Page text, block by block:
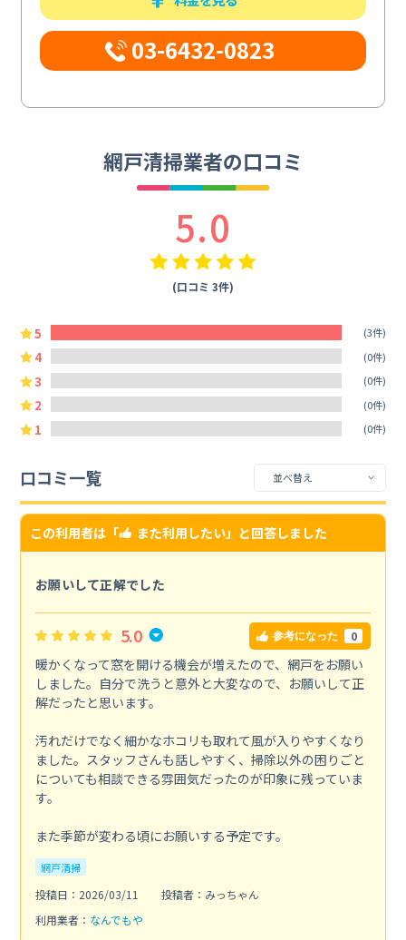
03-6432-0823
網戸清掃業者の口コミ
5.0
(口コミ 3件)
5 (3件)
4 (0件)
3 (0件)
2 (0件)
1 (0件)
口コミ一覧
この利用者は「 また利用したい」と回答しました
お願いして正解でした
5.0 参考になった 0
暖かくなって窓を開ける機会が増えたので、網戸をお願い
しました。自分で洗うと意外と大変なので、お願いして正
解だったと思います。
汚れだけでなく細かなホコリも取れて風が入りやすくなり
ました。スタッフさんも話しやすく、掃除以外の困りごと
についても相談できる雰囲気だったのが印象に残っていま
す。
また季節が変わる頃にお願いする予定です。
網戸清掃
投稿日：2026/03/11
投稿者：みっちゃん
利用業者： なんでもや